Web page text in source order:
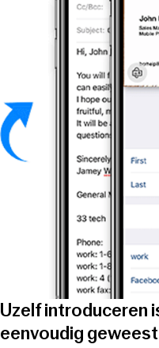
Uzelf introduceren
eenvoudig geweest